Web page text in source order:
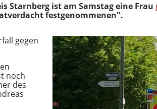
Starnberg ist am Samstag eine Frau
festgenommenen".
gegen
noch
des